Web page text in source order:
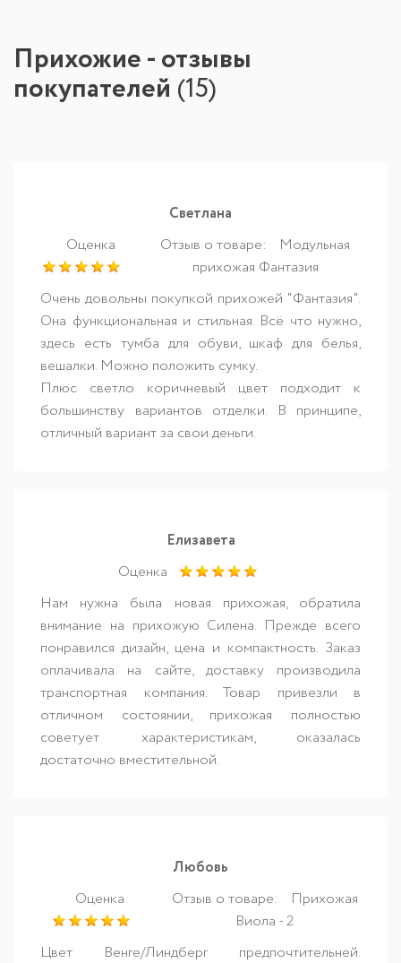
Прихожие - отзывы
покупателей (15)
Светлана
Оценка
Отзыв о товаре:
Модульная
прихожая Фантазия
Очень довольны покупкой прихожей "Фантазия".
Она функциональная и стильная. Всё что нужно,
здесь есть тумба для обуви, шкаф для белья,
вешалки. Можно положить сумку.
Плюс светло коричневый цвет подходит к
большинству вариантов отделки. В принципе,
отличный вариант за свои деньги.
Елизавета
Оценка
Нам нужна была новая прихожая, обратила
внимание на прихожую Силена. Прежде всего
понравился дизайн, цена и компактность. Заказ
оплачивала на сайте, доставку производила
транспортная компания. Товар привезли в
отличном состоянии, прихожая полностью
советует характеристикам, оказалась
достаточно вместительной.
Любовь
Оценка
Отзыв о товаре:
Прихожая
Виола - 2
Цвет Венге/Линдберг предпочтительней.